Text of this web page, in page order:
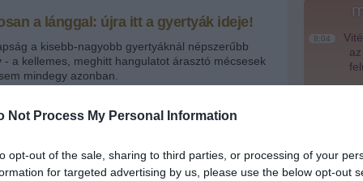
Not Process My Personal Information
opt-out of the sale, sharing to third parties, or processing of your
for targeted advertising by us, please use the below opt-out
a lánggal: újra itt a gyertyák ideje!
a kisebb-nagyobb gyertyáknál népszerűbb
- a kellemes, meghitt hangulatot árasztó mécsesek
mindegy azonban.
szépség: újra eljött a gyertyák ideje
wohnen.de
+-
8:04